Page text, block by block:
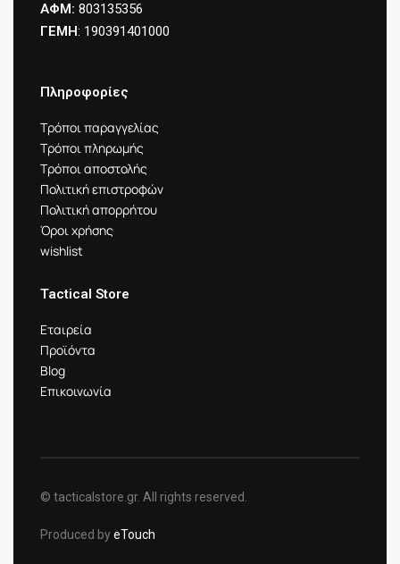
ΑΦΜ: 803135356
ΓΕΜΗ: 190391401000
Πληροφορίες
Τρόποι παραγγελίας
Τρόποι πληρωμής
Τρόποι αποστολής
Πολιτική επιστροφών
Πολιτική απορρήτου
Όροι χρήσης
wishlist
Tactical Store
Εταιρεία
Προϊόντα
Blog
Επικοινωνία
© tacticalstore.gr. All rights reserved.
Produced byeTouch